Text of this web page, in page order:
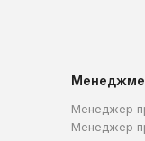
Менеджер
Менеджер